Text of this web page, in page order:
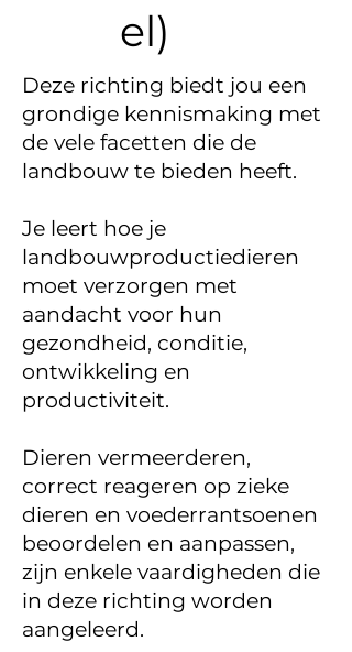
el)
Deze richting biedt jou een
grondige kennismaking met
de vele facetten die de
landbouw te bieden heeft.
Je leert hoe je
landbouwproductiedieren
moet verzorgen met
aandacht voor hun
gezondheid, conditie,
ontwikkeling en
productiviteit.
Dieren vermeerderen,
correct reageren op zieke
dieren en voederrantsoenen
beoordelen en aanpassen,
zijn enkele vaardigheden die
in deze richting worden
aangeleerd.